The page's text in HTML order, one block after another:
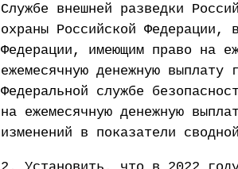
Службе внешней разведки
охраны Российской Федерации,
Федерации, имеющим право на
ежемесячную денежную выплату
Федеральной службе
на ежемесячную денежную
изменений в показатели